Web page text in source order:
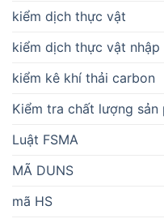
kiểm dịch thực vật
kiểm dịch thực vật nhập
kiểm kê khí thải carbon
Kiểm tra chất lượng sản
Luật FSMA
MÃ DUNS
mã HS